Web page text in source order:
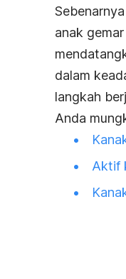
anak
dalam
langkah
Anda
Aktif